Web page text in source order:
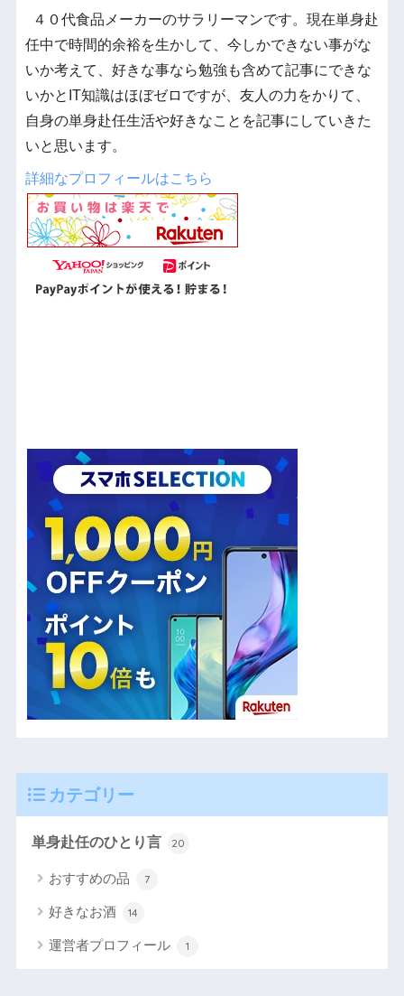
４０代食品メーカーのサラリーマンです。現在単身赴
任中で時間的余裕を生かして、今しかできない事がな
いか考えて、好きな事なら勉強も含めて記事にできな
いかとIT知識はほぼゼロですが、友人の力をかりて、
自身の単身赴任生活や好きなことを記事にしていきた
いと思います。
詳細なプロフィールはこちら
カテゴリー
単身赴任のひとり言 20
おすすめの品 7
好きなお酒 14
運営者プロフィール 1